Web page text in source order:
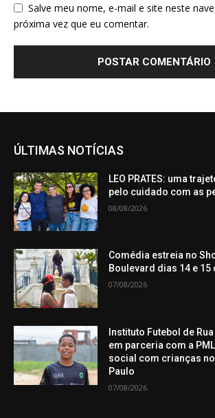
Salve meu nome, e-mail e site neste
próxima vez que eu comentar.
ÚLTIMAS NOTÍCIAS
LEO PRATES: uma
pelo cuidado com as
08/08/2026
Comédia estreia no
Boulevard dias 14 e 15
07/08/2026
Instituto Futebol de
em parceria com a
social com crianças
Paulo
07/08/2026